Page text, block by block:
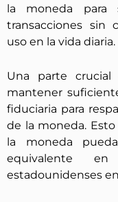
la moneda para
transacciones sin
uso en la vida diaria.
Una parte
mantener
fiduciaria para
de la moneda.
la moneda
equivalente
estadounidenses